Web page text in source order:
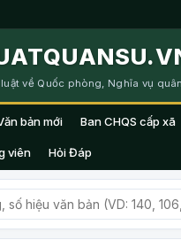
về Quốc phòng, Nghĩa vụ
bản mới Ban CHQS cấp xã
viên Hỏi Đáp